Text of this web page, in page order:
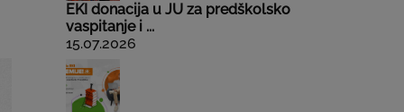
EKI donacija u JU za predškolsko
vaspitanje i ...
15.07.2026